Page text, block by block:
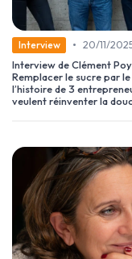
Interview • 20/11/
Interview de Clément
Remplacer le sucre par le
l’histoire de 3
veulent réinventer la